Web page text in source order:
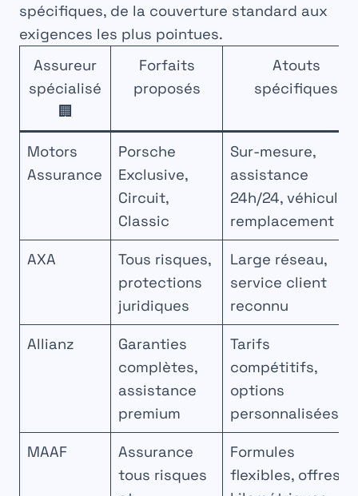
spécifiques, de la couverture standard aux
exigences les plus pointues.
Assureur
spécialisé
🏢
Forfaits
proposés
Atouts
spécifiques
Motors
Assurance
Porsche
Exclusive,
Circuit,
Classic
Sur-mesure,
assistance
24h/24, véhicule
remplacement
AXA
Tous risques,
protections
juridiques
Large réseau,
service client
reconnu
Allianz
Garanties
complètes,
assistance
premium
Tarifs
compétitifs,
options
personnalisées
MAAF
Assurance
tous risques
Formules
flexibles, offres